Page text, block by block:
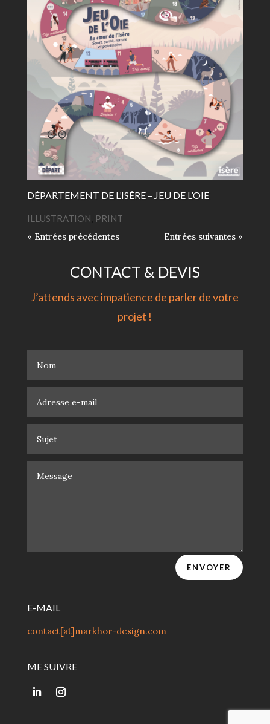
DÉPARTEMENT DE L’ISÈRE – JEU DE L’OIE
ILLUSTRATION PRINT
« Entrées précédentes
Entrées suivantes »
CONTACT & DEVIS
J’attends avec impatience de parler de votre
projet !
ENVOYER
E-MAIL
contact[at]markhor-design.com
ME SUIVRE